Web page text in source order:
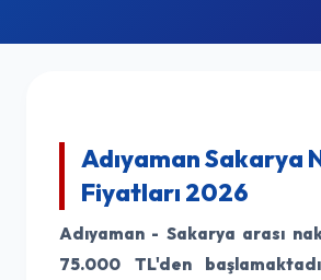
Adıyaman Sakarya
Fiyatları 2026
Adıyaman - Sakarya arası
75.000 TL'den